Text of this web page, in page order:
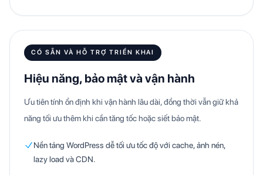
CÓ SẴN VÀ HỖ TRỢ TRIỂN KHAI
Hiệu năng, bảo mật và vận hành
Ưu tiên tính ổn định khi vận hành lâu dài, đồng thời vẫn giữ khả
năng tối ưu thêm khi cần tăng tốc hoặc siết bảo mật.
Nền tảng WordPress dễ tối ưu tốc độ với cache, ảnh nén,
lazy load và CDN.